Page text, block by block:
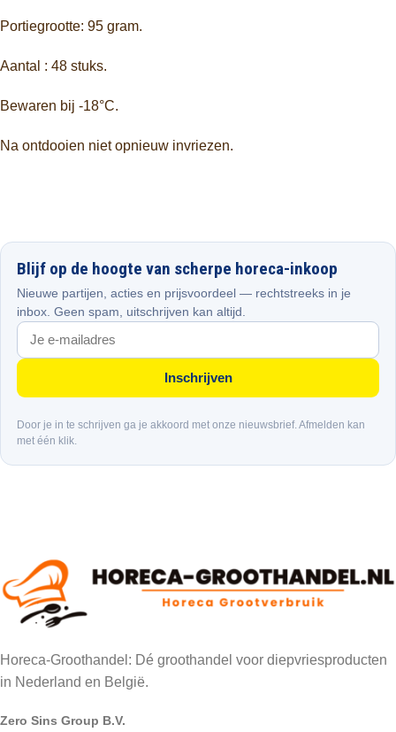
Portiegrootte: 95 gram.
Aantal : 48 stuks.
Bewaren bij -18°C.
Na ontdooien niet opnieuw invriezen.
Blijf op de hoogte van scherpe horeca-inkoop
Nieuwe partijen, acties en prijsvoordeel — rechtstreeks in je
inbox. Geen spam, uitschrijven kan altijd.
Inschrijven
Door je in te schrijven ga je akkoord met onze nieuwsbrief. Afmelden kan
met één klik.
Horeca-Groothandel: Dé groothandel voor diepvriesproducten
in Nederland en België.
Zero Sins Group B.V.